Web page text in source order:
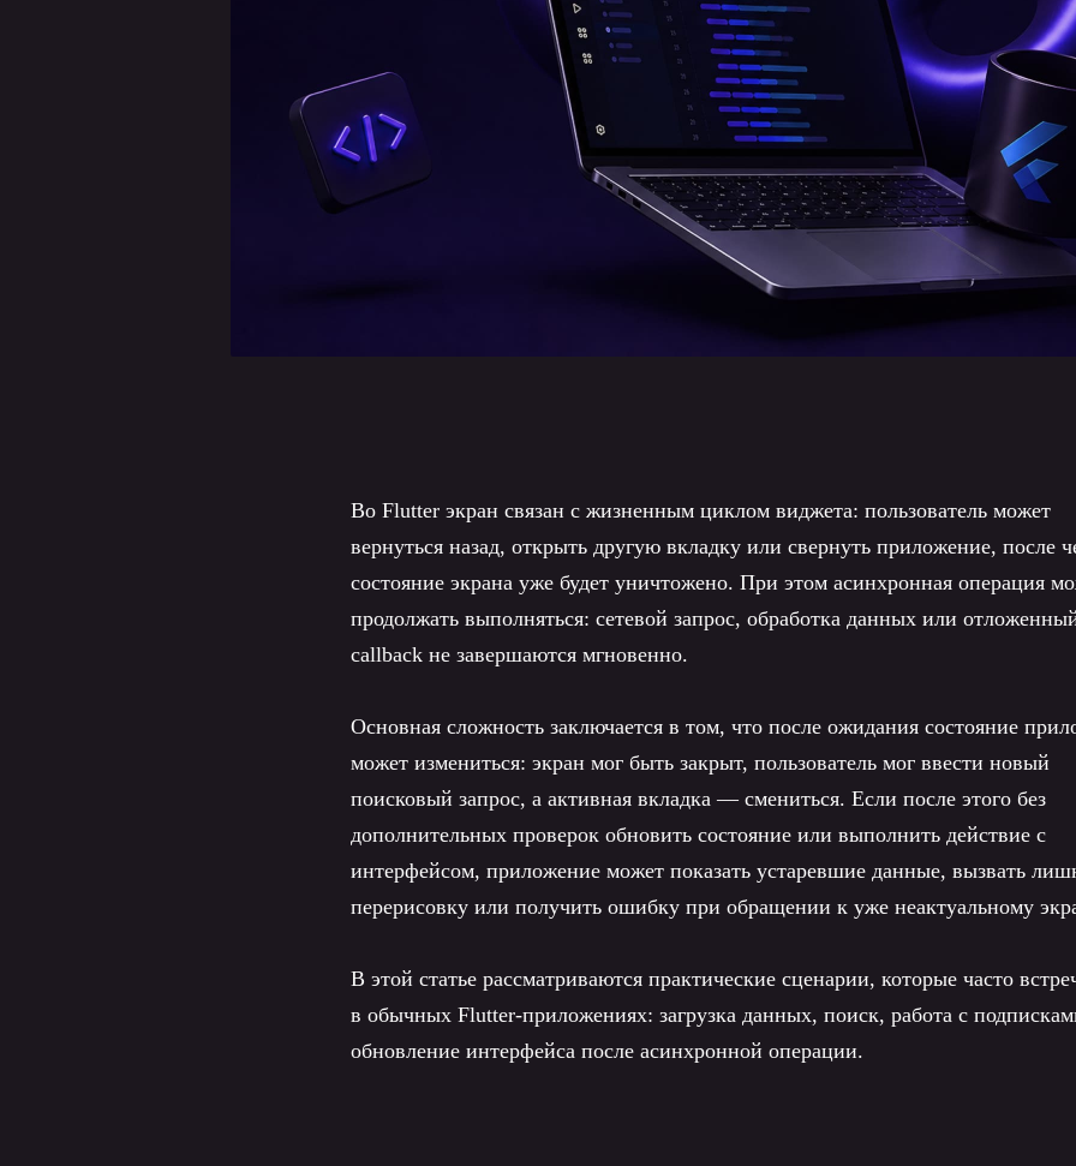
Во Flutter экран связан с жизненным циклом виджета: пользователь может
вернуться назад, открыть другую вкладку или свернуть приложение, после
состояние экрана уже будет уничтожено. При этом асинхронная операция
продолжать выполняться: сетевой запрос, обработка данных или
callback не завершаются мгновенно.
Основная сложность заключается в том, что после ожидания состояние
может измениться: экран мог быть закрыт, пользователь мог ввести новый
поисковый запрос, а активная вкладка — смениться. Если после этого без
дополнительных проверок обновить состояние или выполнить действие с
интерфейсом, приложение может показать устаревшие данные, вызвать
перерисовку или получить ошибку при обращении к уже неактуальному
В этой статье рассматриваются практические сценарии, которые часто
в обычных Flutter-приложениях: загрузка данных, поиск, работа с
обновление интерфейса после асинхронной операции.